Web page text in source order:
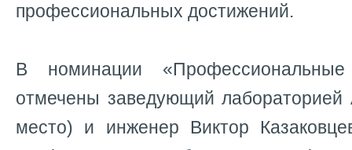
профессиональных достижений.
В номинации
отмечены заведующий лабораторией
место) и инженер Виктор